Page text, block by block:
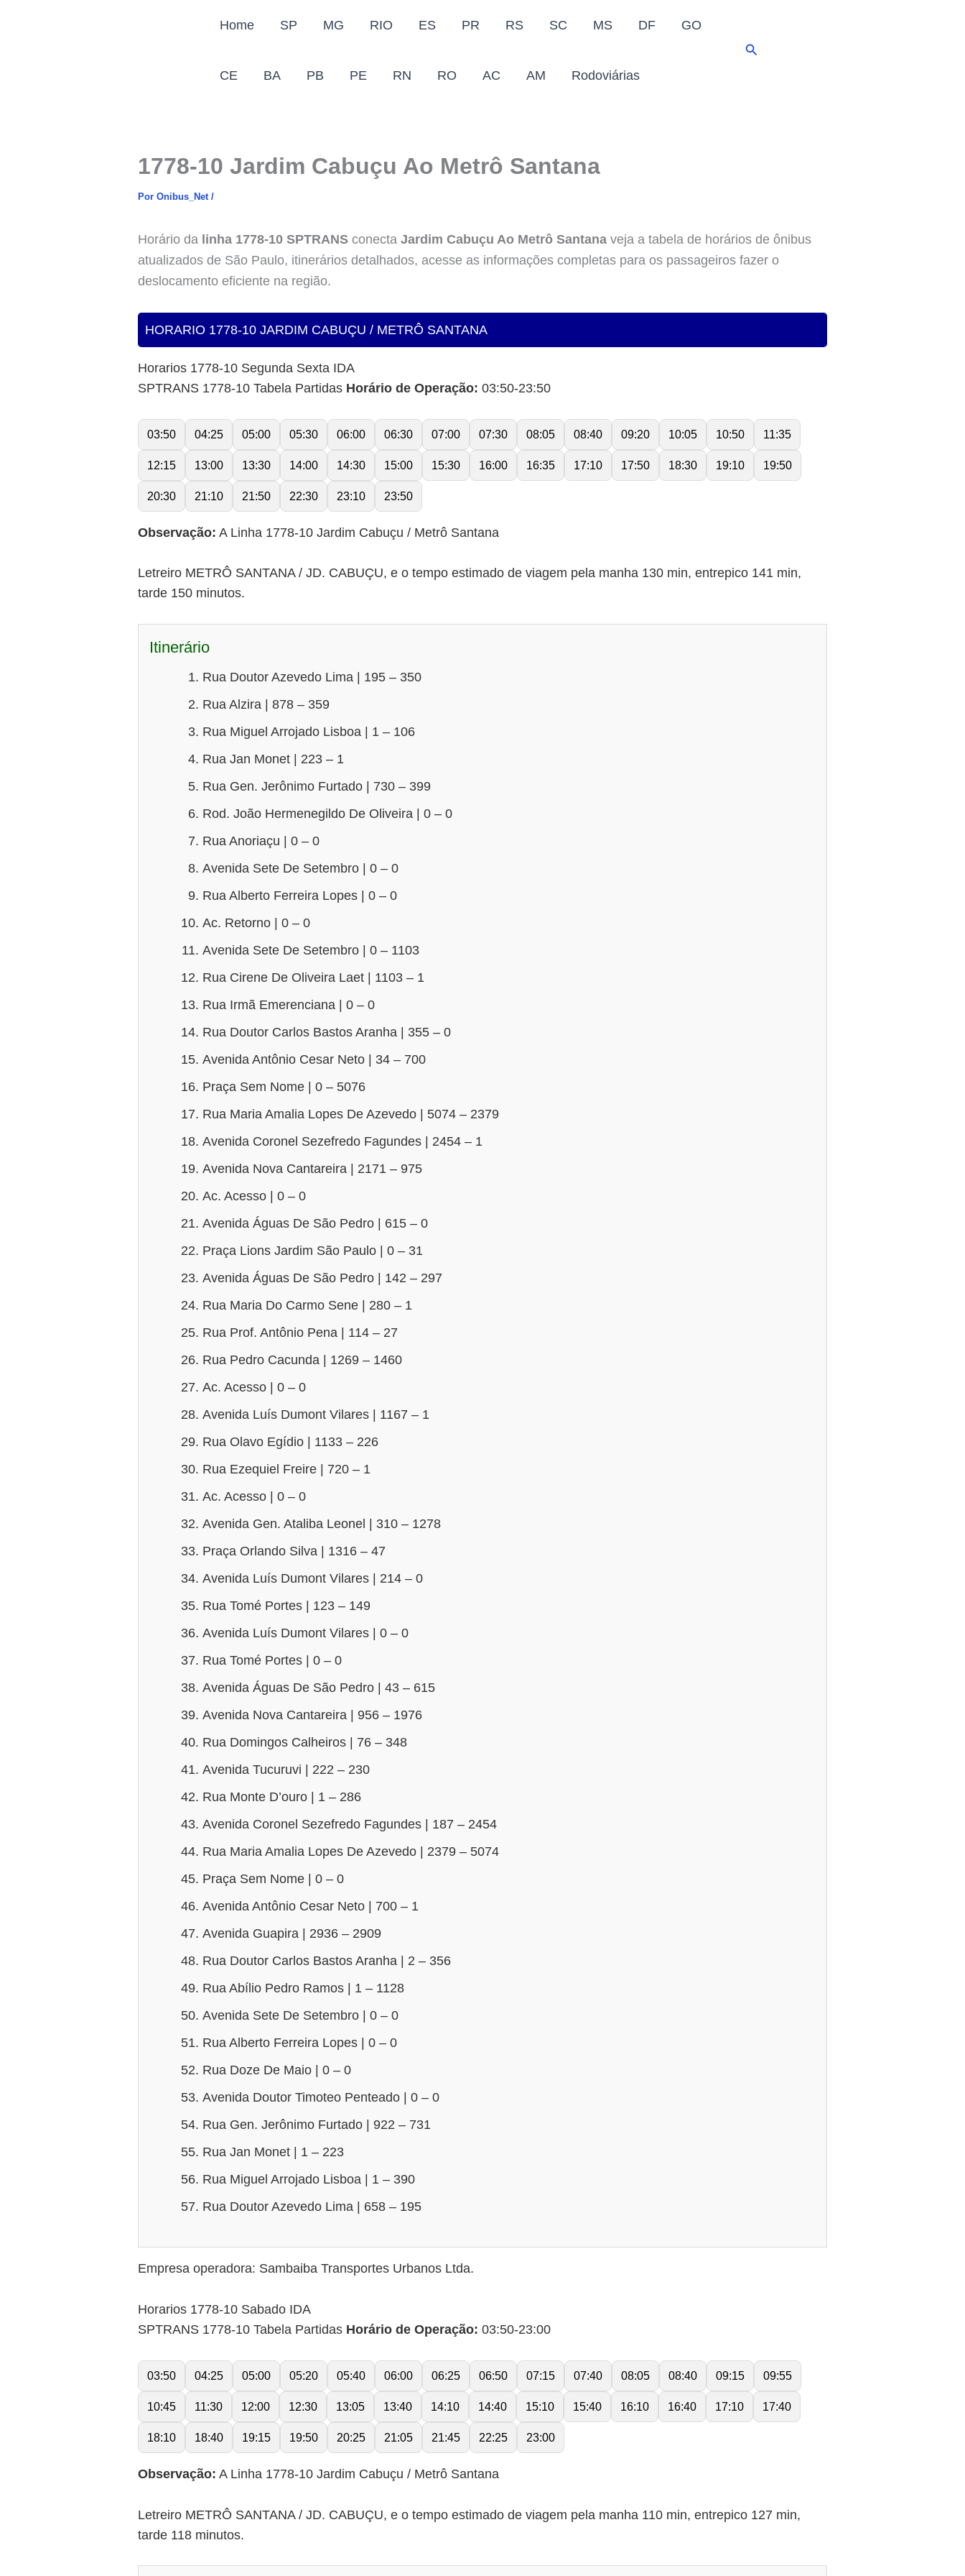
Home SP MG RIO ES PR RS SC MS DF GO
CE BA PB PE RN RO AC AM Rodoviárias
Pesquisar
1778-10 Jardim Cabuçu Ao Metrô Santana
Por Onibus_Net /
Horário da linha 1778-10 SPTRANS conecta Jardim Cabuçu Ao Metrô Santana veja a tabela de horários de ônibus
atualizados de São Paulo, itinerários detalhados, acesse as informações completas para os passageiros fazer o
deslocamento eficiente na região.
HORARIO 1778-10 JARDIM CABUÇU / METRÔ SANTANA
Horarios 1778-10 Segunda Sexta IDA
SPTRANS 1778-10 Tabela Partidas Horário de Operação: 03:50-23:50
03:50 04:25 05:00 05:30 06:00 06:30 07:00 07:30 08:05 08:40 09:20 10:05 10:50 11:35
12:15 13:00 13:30 14:00 14:30 15:00 15:30 16:00 16:35 17:10 17:50 18:30 19:10 19:50
20:30 21:10 21:50 22:30 23:10 23:50
Observação: A Linha 1778-10 Jardim Cabuçu / Metrô Santana
Letreiro METRÔ SANTANA / JD. CABUÇU, e o tempo estimado de viagem pela manha 130 min, entrepico 141 min,
tarde 150 minutos.
Itinerário
Rua Doutor Azevedo Lima | 195 – 350
Rua Alzira | 878 – 359
Rua Miguel Arrojado Lisboa | 1 – 106
Rua Jan Monet | 223 – 1
Rua Gen. Jerônimo Furtado | 730 – 399
Rod. João Hermenegildo De Oliveira | 0 – 0
Rua Anoriaçu | 0 – 0
Avenida Sete De Setembro | 0 – 0
Rua Alberto Ferreira Lopes | 0 – 0
Ac. Retorno | 0 – 0
Avenida Sete De Setembro | 0 – 1103
Rua Cirene De Oliveira Laet | 1103 – 1
Rua Irmã Emerenciana | 0 – 0
Rua Doutor Carlos Bastos Aranha | 355 – 0
Avenida Antônio Cesar Neto | 34 – 700
Praça Sem Nome | 0 – 5076
Rua Maria Amalia Lopes De Azevedo | 5074 – 2379
Avenida Coronel Sezefredo Fagundes | 2454 – 1
Avenida Nova Cantareira | 2171 – 975
Ac. Acesso | 0 – 0
Avenida Águas De São Pedro | 615 – 0
Praça Lions Jardim São Paulo | 0 – 31
Avenida Águas De São Pedro | 142 – 297
Rua Maria Do Carmo Sene | 280 – 1
Rua Prof. Antônio Pena | 114 – 27
Rua Pedro Cacunda | 1269 – 1460
Ac. Acesso | 0 – 0
Avenida Luís Dumont Vilares | 1167 – 1
Rua Olavo Egídio | 1133 – 226
Rua Ezequiel Freire | 720 – 1
Ac. Acesso | 0 – 0
Avenida Gen. Ataliba Leonel | 310 – 1278
Praça Orlando Silva | 1316 – 47
Avenida Luís Dumont Vilares | 214 – 0
Rua Tomé Portes | 123 – 149
Avenida Luís Dumont Vilares | 0 – 0
Rua Tomé Portes | 0 – 0
Avenida Águas De São Pedro | 43 – 615
Avenida Nova Cantareira | 956 – 1976
Rua Domingos Calheiros | 76 – 348
Avenida Tucuruvi | 222 – 230
Rua Monte D’ouro | 1 – 286
Avenida Coronel Sezefredo Fagundes | 187 – 2454
Rua Maria Amalia Lopes De Azevedo | 2379 – 5074
Praça Sem Nome | 0 – 0
Avenida Antônio Cesar Neto | 700 – 1
Avenida Guapira | 2936 – 2909
Rua Doutor Carlos Bastos Aranha | 2 – 356
Rua Abílio Pedro Ramos | 1 – 1128
Avenida Sete De Setembro | 0 – 0
Rua Alberto Ferreira Lopes | 0 – 0
Rua Doze De Maio | 0 – 0
Avenida Doutor Timoteo Penteado | 0 – 0
Rua Gen. Jerônimo Furtado | 922 – 731
Rua Jan Monet | 1 – 223
Rua Miguel Arrojado Lisboa | 1 – 390
Rua Doutor Azevedo Lima | 658 – 195
Empresa operadora: Sambaiba Transportes Urbanos Ltda.
Horarios 1778-10 Sabado IDA
SPTRANS 1778-10 Tabela Partidas Horário de Operação: 03:50-23:00
03:50 04:25 05:00 05:20 05:40 06:00 06:25 06:50 07:15 07:40 08:05 08:40 09:15 09:55
10:45 11:30 12:00 12:30 13:05 13:40 14:10 14:40 15:10 15:40 16:10 16:40 17:10 17:40
18:10 18:40 19:15 19:50 20:25 21:05 21:45 22:25 23:00
Observação: A Linha 1778-10 Jardim Cabuçu / Metrô Santana
Letreiro METRÔ SANTANA / JD. CABUÇU, e o tempo estimado de viagem pela manha 110 min, entrepico 127 min,
tarde 118 minutos.